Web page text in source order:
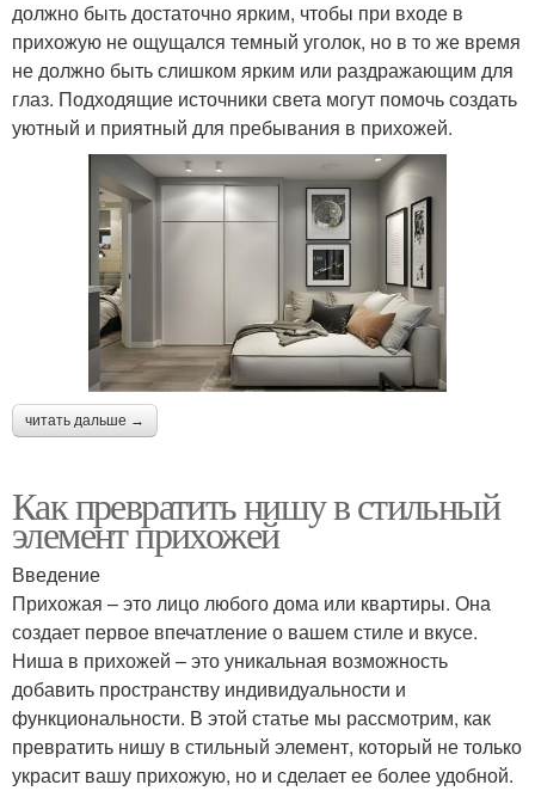
должно быть достаточно ярким, чтобы при входе в
прихожую не ощущался темный уголок, но в то же время
не должно быть слишком ярким или раздражающим для
глаз. Подходящие источники света могут помочь создать
уютный и приятный для пребывания в прихожей.
читать дальше →
Как превратить нишу в стильный
элемент прихожей
Введение
Прихожая – это лицо любого дома или квартиры. Она
создает первое впечатление о вашем стиле и вкусе.
Ниша в прихожей – это уникальная возможность
добавить пространству индивидуальности и
функциональности. В этой статье мы рассмотрим, как
превратить нишу в стильный элемент, который не только
украсит вашу прихожую, но и сделает ее более удобной.